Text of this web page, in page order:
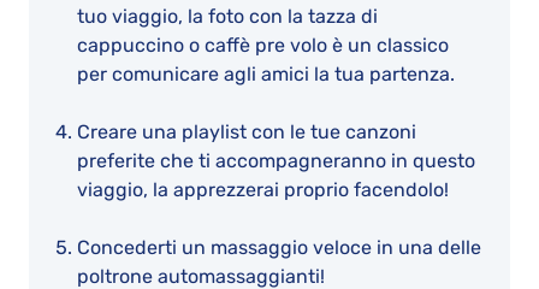
tuo viaggio, la foto con la tazza di
cappuccino o caffè pre volo è un classico
per comunicare agli amici la tua partenza.
Creare una playlist con le tue canzoni
preferite che ti accompagneranno in questo
viaggio, la apprezzerai proprio facendolo!
Concederti un massaggio veloce in una delle
poltrone automassaggianti!